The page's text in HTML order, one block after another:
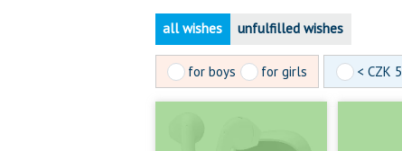
all wishes unfulfilled wishes
for boys for girls < CZK